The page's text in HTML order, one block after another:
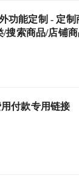
功能定制 - 定制
搜索商品/店铺
付款专用链接